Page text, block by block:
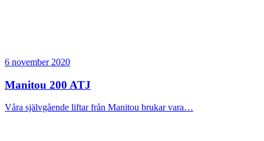
6 november 2020
Manitou 200 ATJ
Våra självgående liftar från Manitou brukar vara…